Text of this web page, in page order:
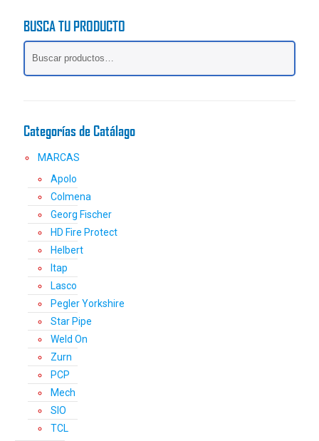
BUSCA TU PRODUCTO
Categorías de Catálago
MARCAS
Apolo
Colmena
Georg Fischer
HD Fire Protect
Helbert
Itap
Lasco
Pegler Yorkshire
Star Pipe
Weld On
Zurn
PCP
Mech
SIO
TCL